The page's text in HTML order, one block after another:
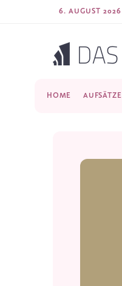
6. AUGUST 2026
HOME AUFSÄTZE